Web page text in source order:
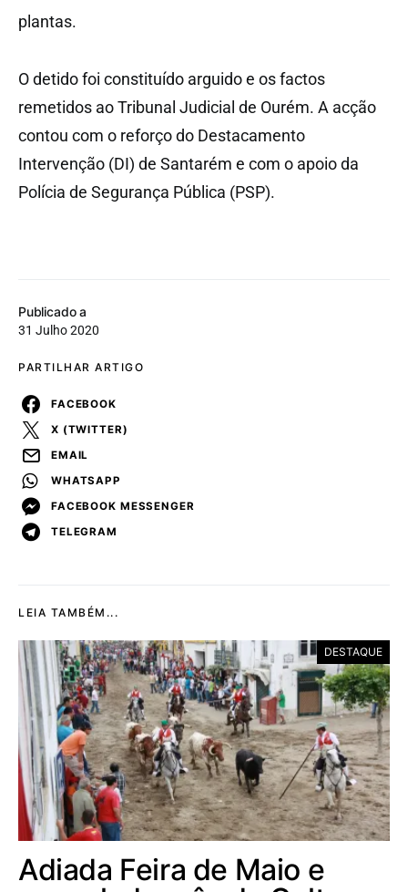
Publicado a
31 Julho 2020
PARTILHAR ARTIGO
FACEBOOK
X (TWITTER)
EMAIL
WHATSAPP
FACEBOOK MESSENGER
TELEGRAM
plantas.
O detido foi constituído arguido e os factos
remetidos ao Tribunal Judicial de Ourém. A acção
contou com o reforço do Destacamento
Intervenção (DI) de Santarém e com o apoio da
Polícia de Segurança Pública (PSP).
LEIA TAMBÉM...
DESTAQUE
Adiada Feira de Maio e